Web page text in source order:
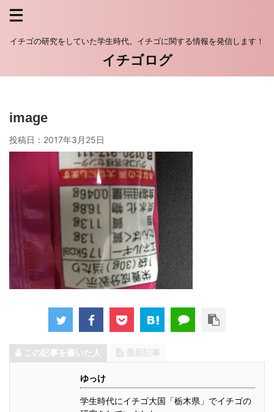
イチゴの研究をしていた学生時代。イチゴに関する情報を発信します！
イチゴログ
image
投稿日： 2017年3月25日
この記事を書いた人
ゆっけ
学生時代にイチゴ大国「栃木県」でイチゴの